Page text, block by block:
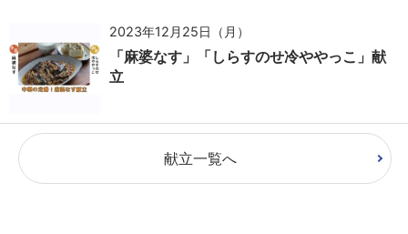
2023年12月25日（月）
「麻婆なす」「しらすのせ冷ややっこ」献
立
献立一覧へ